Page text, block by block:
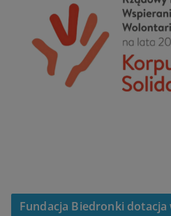
Fundacja Biedronki dotacja